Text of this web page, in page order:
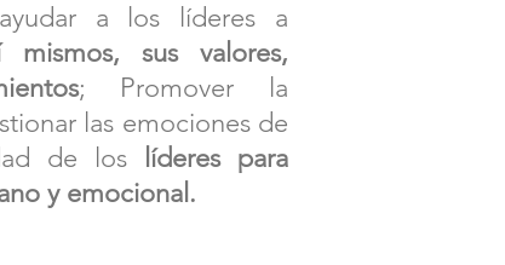
a los líderes a
sus valores,
; Promover la
las emociones de
de los
líderes para
y emocional.